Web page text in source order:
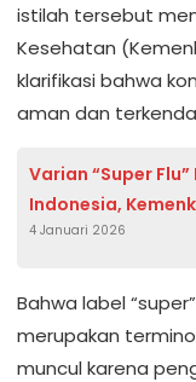
istilah tersebut
Kesehatan (
klarifikasi bahwa
aman dan
Varian “Super
Indonesia,
Namun Kondisi
4 Januari 2026
Bahwa label
merupakan
muncul karena